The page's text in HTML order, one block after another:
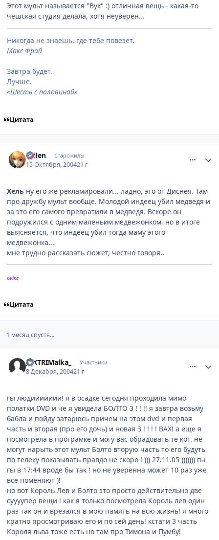
Этот мульт называется "Вук" :) отличная вещь - какая-то
чешская студия делала, хотя неуверен...
Никогда не знаешь, где тебе повезёт.
Макс Фрай
Завтра будет.
Лучше.
«Шесть с половиной»
Цитата
Sailen Старожилы
15 Октября, 200421 г
Хель ну его же рекламировали... ладно, это от Диснея. Там
про дружбу мульт вообще. Молодой индеец убил медведя и
за это его самого превратили в медведя. Вскоре он
подружился с одним маленьим медвежонком, но в итоге
выясняется, что индеец убил тогда маму этого
медвежонка...
мне трудно рассказать сюжет, честно говоря..
Сейка
Цитата
1 месяц спустя...
_EXTRIMalka_ Участники
8 Декабря, 200421 г
гы людиииииии! я в осадке сегодня проходила мимо
полатки DVD и че я увидела БОЛТО 3 ! ! !! я завтра возьму
бабла и пойду затарюсь причем на этом dvd и первая
часть и вторая (про его дочь) и новая 3 ! ! ! ! ВАХ! а еще я
посмотрела в програмке и могу вас обрадовать те кот. не
могут нарыть этот мульт Болто вторую часть то его будуть
по телеку показывать правдо не скоро ! ))) 27.11.05 ))))))) гы
гы в 17:44 вроде бы так ! но не уверенна может 10 раз уже
все поменяют )!
но вот Король Лев и Болто это просто действительно две
суууупер вещи ! как я только посмотрела Король лев один
раз так он и врезался в мою память на всю жизнь! я много
кратно просмотриваю его и по сей день! кстати 3 часть
Короля льва тоже есть но там про Тимона и Пумбу!